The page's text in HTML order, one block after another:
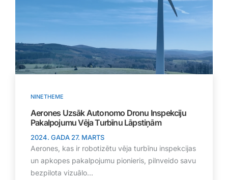
NINETHEME
Aerones Uzsāk Autonomo Dronu Inspekciju
Pakalpojumu Vēja Turbīnu Lāpstiņām
2024. GADA 27. MARTS
Aerones, kas ir robotizētu vēja turbīnu inspekcijas
un apkopes pakalpojumu pionieris, pilnveido savu
bezpilota vizuālo...